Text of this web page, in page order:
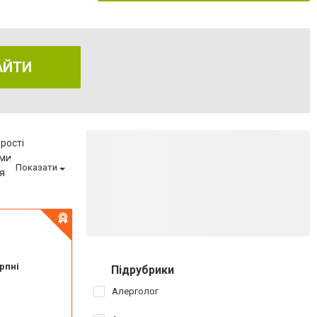
Показати
Підрубрики
Алерголог